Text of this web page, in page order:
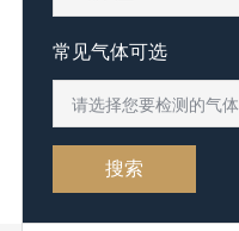
常见气体可选
请选择您要检测的气体
搜索